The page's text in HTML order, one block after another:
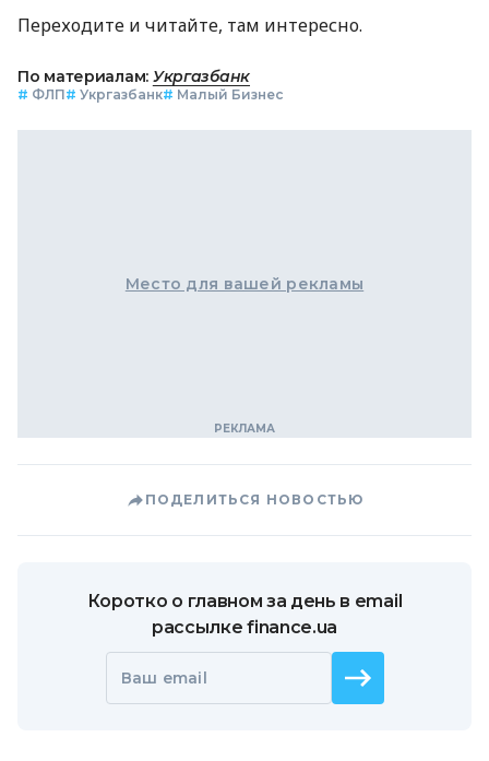
Переходите и читайте, там интересно.
По материалам: Укргазбанк
# ФЛП# Укргазбанк# Малый Бизнес
Место для вашей рекламы
ПОДЕЛИТЬСЯ НОВОСТЬЮ
Коротко о главном за день в email
рассылке finance.ua
Ваш email